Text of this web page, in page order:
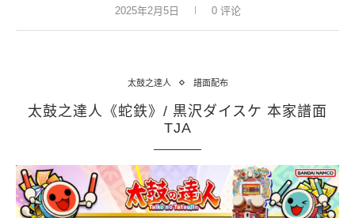
2025年2月5日 0 评论
太鼓之達人 譜面配布
太鼓之達人《蛇鉄》/ 黒沢ダイスケ 本家譜面
TJA